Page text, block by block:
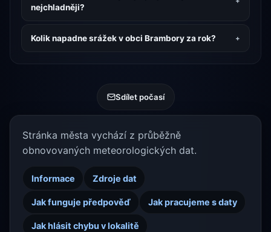
nejchladněji?
Kolik napadne srážek v obci Brambory za rok?
Sdílet počasí
Stránka města vychází z průběžně
obnovovaných meteorologických dat.
Informace Zdroje dat
Jak funguje předpověď Jak pracujeme s daty
Jak hlásit chybu v lokalitě